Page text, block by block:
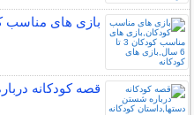
بازی های
قصه کودکانه